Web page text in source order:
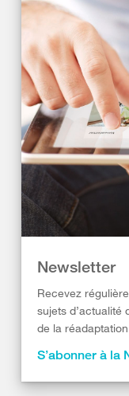
Newsletter
Recevez
sujets d’actualité
de la
S’abonner à la